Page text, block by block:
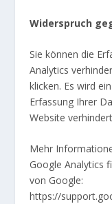
Widerspruch
Sie können die
Analytics
klicken. Es wird
Erfassung Ihrer
Website
Mehr
Google Analytics
von Google:
https://